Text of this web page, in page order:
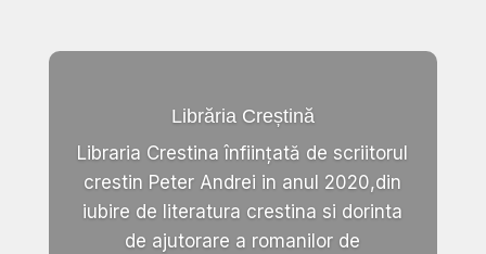
Librăria Creștină
Libraria Crestina înființată de scriitorul
crestin Peter Andrei in anul 2020,din
iubire de literatura crestina si dorinta
de ajutorare a romanilor de